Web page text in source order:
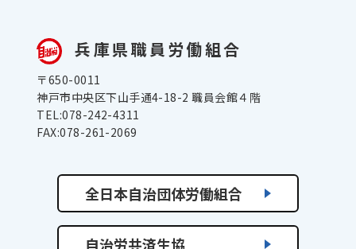
兵庫県職員労働組合
〒650-0011
神戸市中央区下山手通4-18-2 職員会館４階
TEL:078-242-4311
FAX:078-261-2069
全日本自治団体労働組合
自治労共済生協